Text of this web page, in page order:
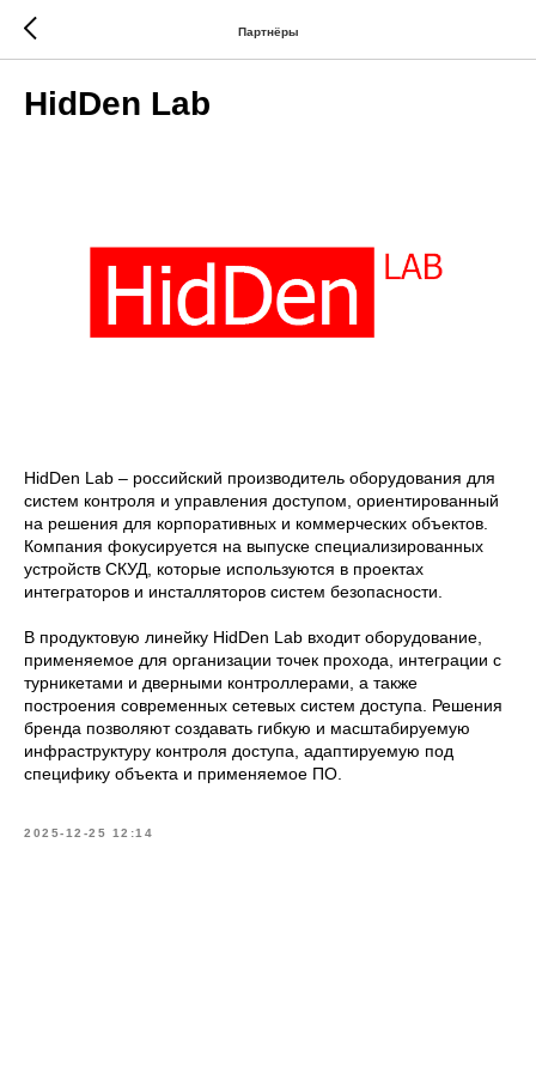
Партнёры
HidDen Lab
HidDen Lab – российский производитель оборудования для
систем контроля и управления доступом, ориентированный
на решения для корпоративных и коммерческих объектов.
Компания фокусируется на выпуске специализированных
устройств СКУД, которые используются в проектах
интеграторов и инсталляторов систем безопасности.
В продуктовую линейку HidDen Lab входит оборудование,
применяемое для организации точек прохода, интеграции с
турникетами и дверными контроллерами, а также
построения современных сетевых систем доступа. Решения
бренда позволяют создавать гибкую и масштабируемую
инфраструктуру контроля доступа, адаптируемую под
специфику объекта и применяемое ПО.
2025-12-25 12:14